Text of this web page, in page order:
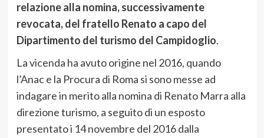
relazione alla nomina, successivamente
revocata, del fratello Renato a capo del
Dipartimento del turismo del Campidoglio.
La vicenda ha avuto origine nel 2016, quando
l’Anac e la Procura di Roma si sono messe ad
indagare in merito alla nomina di Renato Marra alla
direzione turismo, a seguito di un esposto
presentato i 14 novembre del 2016 dalla